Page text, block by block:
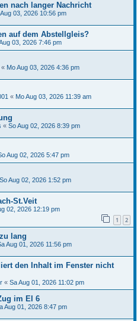
nach langer Nachricht
03, 2026 10:56 pm
auf dem Abstellgleis?
03, 2026 7:46 pm
« Mo Aug 03, 2026 4:36 pm
« Mo Aug 03, 2026 11:39 am
« So Aug 02, 2026 8:39 pm
Aug 02, 2026 5:47 pm
So Aug 02, 2026 1:52 pm
St.Veit
02, 2026 12:19 pm
1 2
lang
Aug 01, 2026 11:56 pm
den Inhalt im Fenster nicht
« Sa Aug 01, 2026 11:02 pm
im El 6
Aug 01, 2026 8:47 pm